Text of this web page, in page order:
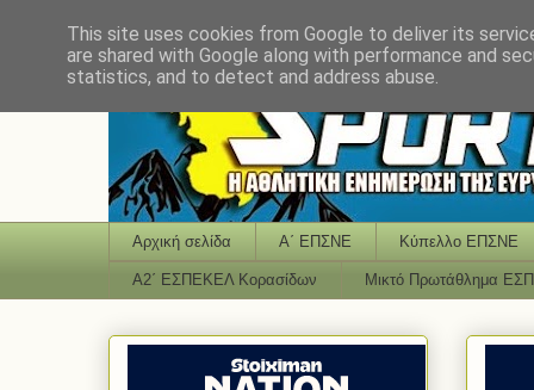
Αρχική σελίδα Α΄ ΕΠΣΝΕ Κύπελλο ΕΠΣΝΕ
Α2΄ ΕΣΠΕΚΕΛ Κορασίδων Μικτό Πρωτάθλημα
This site uses cookies from Google to deliver its
are shared with Google along with performance and
statistics, and to detect and address abuse.